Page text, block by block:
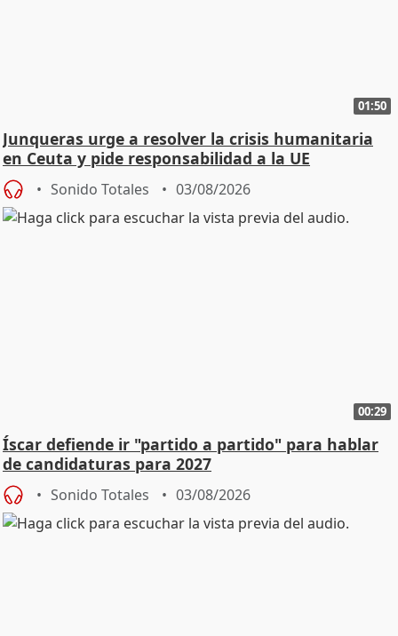
01:50
Junqueras urge a resolver la crisis humanitaria
en Ceuta y pide responsabilidad a la UE
Sonido Totales 03/08/2026
00:29
Íscar defiende ir "partido a partido" para hablar
de candidaturas para 2027
Sonido Totales 03/08/2026